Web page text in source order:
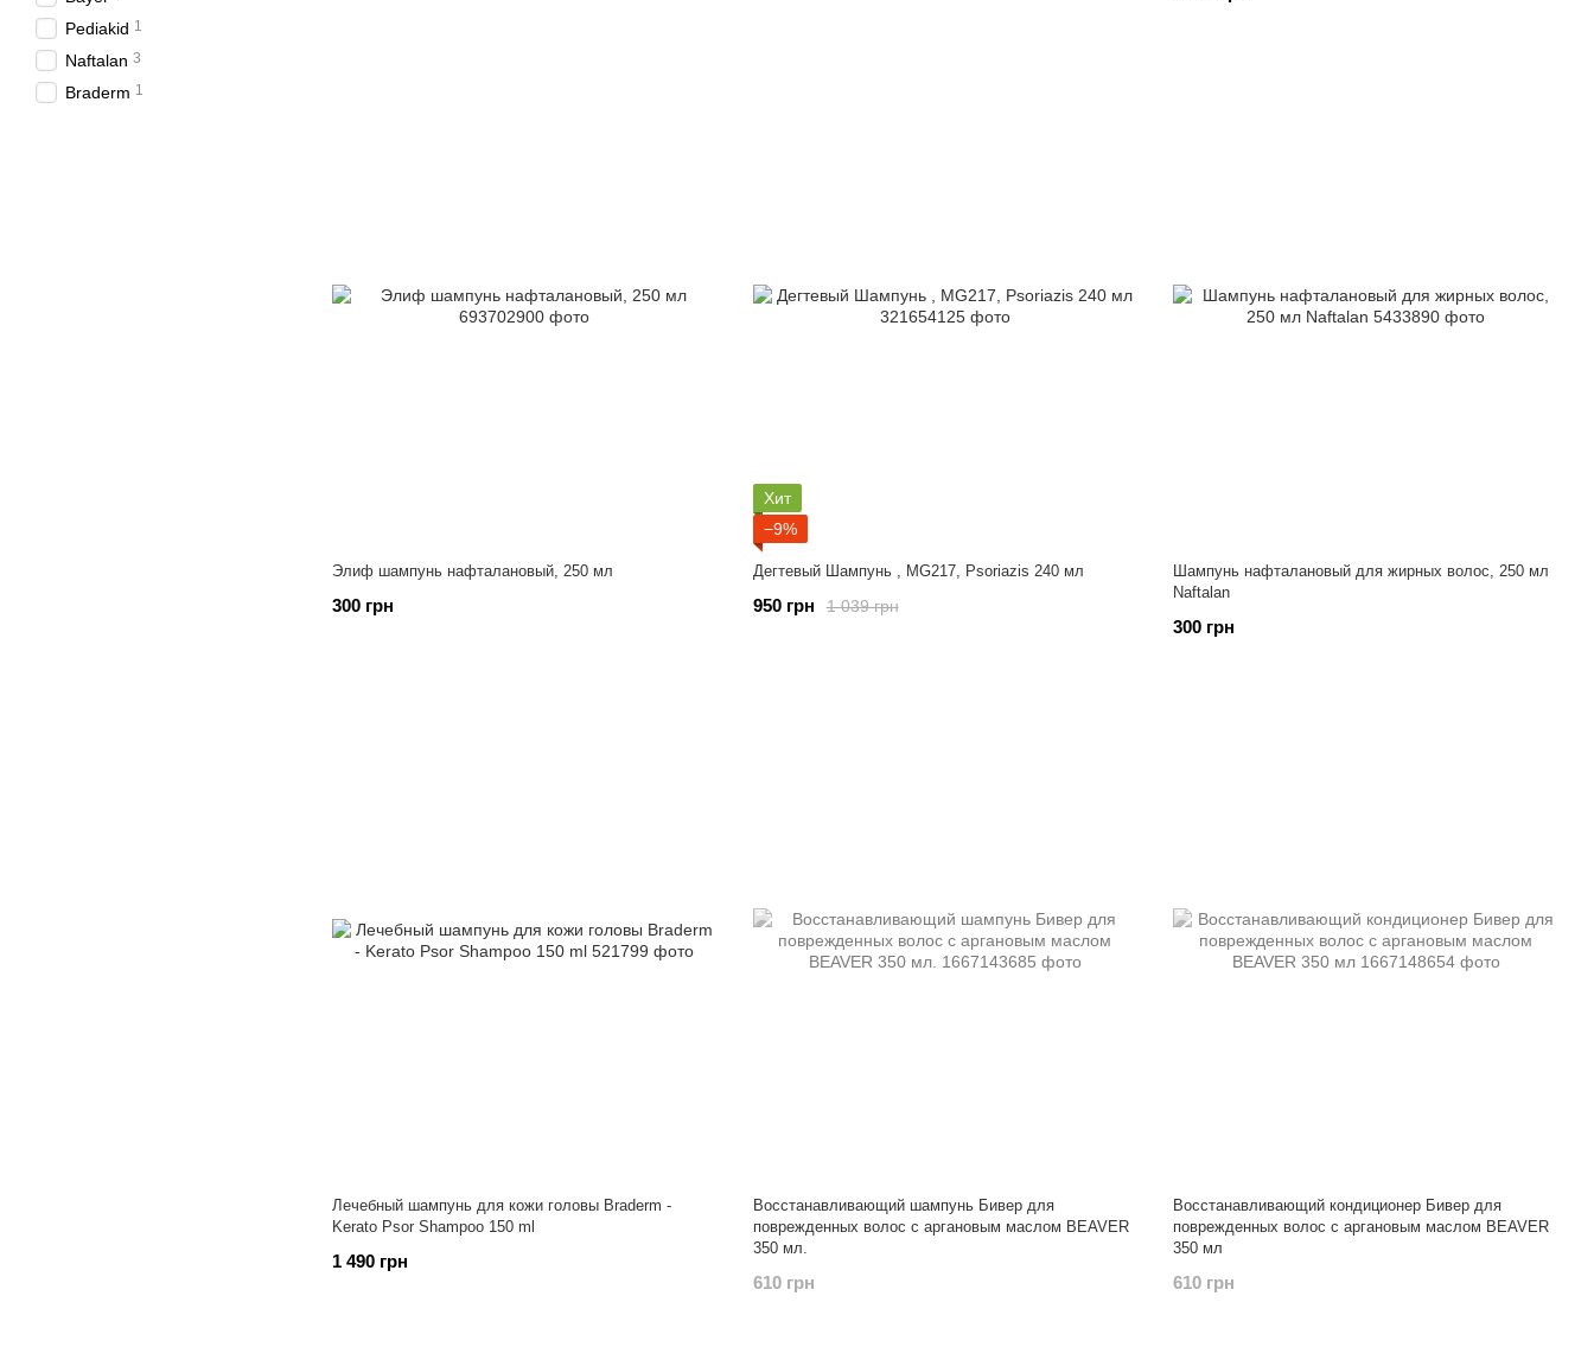
Элиф шампунь нафталановый, 250 мл
300 грн
Хит
−9%
Дегтевый Шампунь , MG217, Psoriazis 240 мл
1 039 грн
950 грн
Шампунь нафталановый для жирных волос, 250 мл
Naftalan
300 грн
Лечебный шампунь для кожи головы Braderm -
Kerato Psor Shampoo 150 ml
1 490 грн
Восстанавливающий шампунь Бивер для
поврежденных волос с аргановым маслом BEAVER
350 мл.
610 грн
Восстанавливающий кондиционер Бивер для
поврежденных волос с аргановым маслом BEAVER
350 мл
610 грн
Pediakid 1
Naftalan 3
Braderm 1